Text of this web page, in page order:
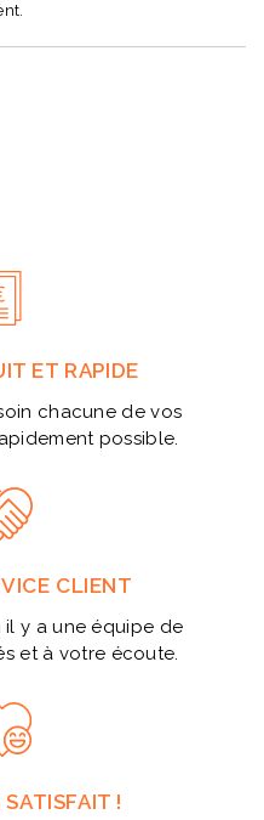
ET RAPIDE
chacune de vos
possible.
CLIENT
il y a une équipe de
et à votre écoute.
!